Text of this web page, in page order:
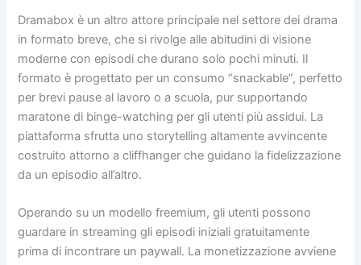
Dramabox è un altro attore principale nel settore dei drama
in formato breve, che si rivolge alle abitudini di visione
moderne con episodi che durano solo pochi minuti. Il
formato è progettato per un consumo “snackable”, perfetto
per brevi pause al lavoro o a scuola, pur supportando
maratone di binge-watching per gli utenti più assidui. La
piattaforma sfrutta uno storytelling altamente avvincente
costruito attorno a cliffhanger che guidano la fidelizzazione
da un episodio all’altro.
Operando su un modello freemium, gli utenti possono
guardare in streaming gli episodi iniziali gratuitamente
prima di incontrare un paywall. La monetizzazione avviene